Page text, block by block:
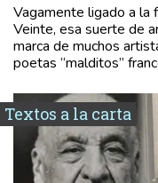
Vagamente ligado a la
Veinte, esa suerte de
marca de muchos
poetas “malditos”
Textos a la carta